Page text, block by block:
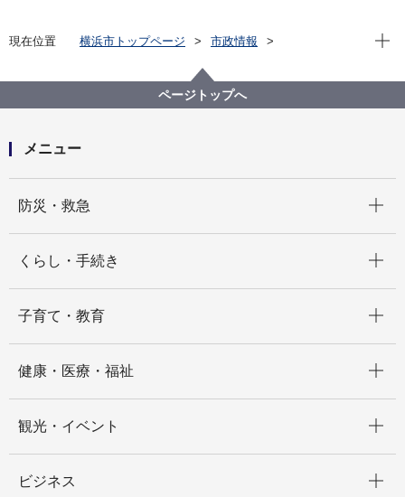
現在位置 横浜市トップページ
市政情報
写真で見る昭和の横浜
甦る横浜
不老町上空から税関方面をのぞむ 昭和34年
現在
ページトップへ
メニュー
防災・救急
くらし・手続き
子育て・教育
健康・医療・福祉
観光・イベント
ビジネス